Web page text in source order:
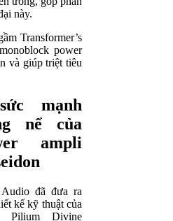
này.
Transformer’s
power
và giúp triệt tiêu
mạnh
nể của
ampli
đã đưa ra
kế kỹ thuật của
Pilium Divine